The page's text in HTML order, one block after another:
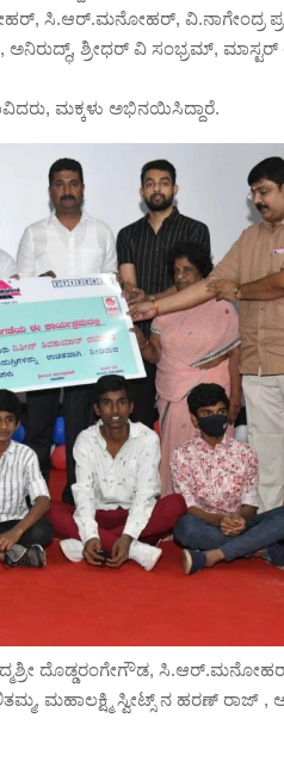
ಸಿ.ಆರ್.ಮನೋಹರ್, ವಿ.ನಾಗೇಂದ್ರ
ಅನಿರುದ್ಧ್, ಶ್ರೀಧರ್ ವಿ ಸಂಭ್ರಮ್,
ಮಕ್ಕಳು ಅಭಿನಯಿಸಿದ್ದಾರೆ.
ದೊಡ್ಡರಂಗೇಗೌಡ,
ಮಹಾಲಕ್ಷ್ಮಿ ಸ್ವೀಟ್ಸ್ ನ ಹರಣ್ ರಾಜ್ ,